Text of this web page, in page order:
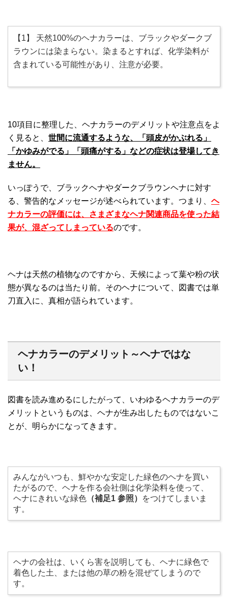
【1】 天然100%のヘナカラーは、ブラックやダークブ
ラウンには染まらない。染まるとすれば、化学染料が
含まれている可能性があり、注意が必要。
10項目に整理した、ヘナカラーのデメリットや注意点をよ
く見ると、 世間に流通するような、「頭皮がかぶれる」
「かゆみがでる」「頭痛がする」などの症状は登場してき
ません。
いっぽうで、ブラックヘナやダークブラウンヘナに対す
る、警告的なメッセージが述べられています。つまり、 ヘ
ナカラーの評価には、さまざまなヘナ関連商品を使った結
果が、混ざってしまっているのです。
ヘナは天然の植物なのですから、天候によって葉や粉の状
態が異なるのは当たり前。そのヘナについて、図書では単
刀直入に、真相が語られています。
ヘナカラーのデメリット～ヘナではな
い！
図書を読み進めるにしたがって、いわゆるヘナカラーのデ
メリットというものは、ヘナが生み出したものではないこ
とが、明らかになってきます。
みんながいつも、鮮やかな安定した緑色のヘナを買い
たがるので、ヘナを作る会社側は化学染料を使って、
ヘナにきれいな緑色 （補足1 参照）
をつけてしまいま
す。
ヘナの会社は、いくら害を説明しても、ヘナに緑色で
着色した土、または他の草の粉を混ぜてしまうので
す。